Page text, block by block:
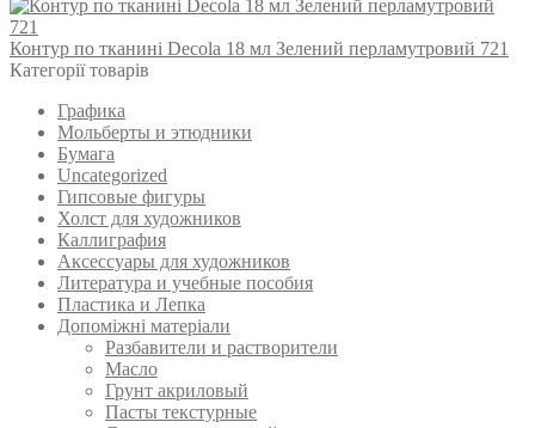
Контур по тканині Decola 18 мл Зелений перламутровий 721
Категорії товарів
Графика
Мольберты и этюдники
Бумага
Uncategorized
Гипсовые фигуры
Холст для художников
Каллиграфия
Аксессуары для художников
Литература и учебные пособия
Пластика и Лепка
Допоміжні матеріали
Разбавители и растворители
Масло
Грунт акриловый
Пасты текстурные